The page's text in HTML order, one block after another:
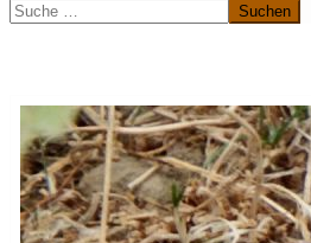
Suchen